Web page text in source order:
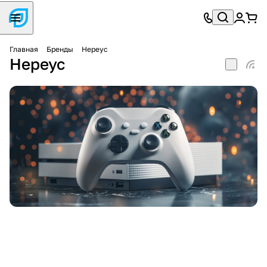
Главная Бренды Нереус
Нереус